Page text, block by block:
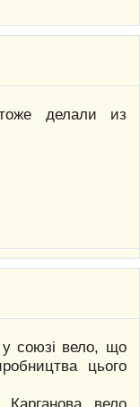
делали из
союзі вело, що
цього
вело